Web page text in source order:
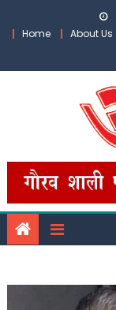
Home
About Us